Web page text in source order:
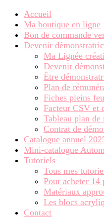
Accueil
Ma boutique en ligne
Bon de commande
Devenir
Ma Lignée
Devenir
Être
Plan de
Fiches pleins
Facteur CSV et
Tableau plan
Contrat de
Catalogue annuel
Mini-catalogue
Tutoriels
Tous mes
Pour acheter 14
Matériaux
Les blocs
Contact